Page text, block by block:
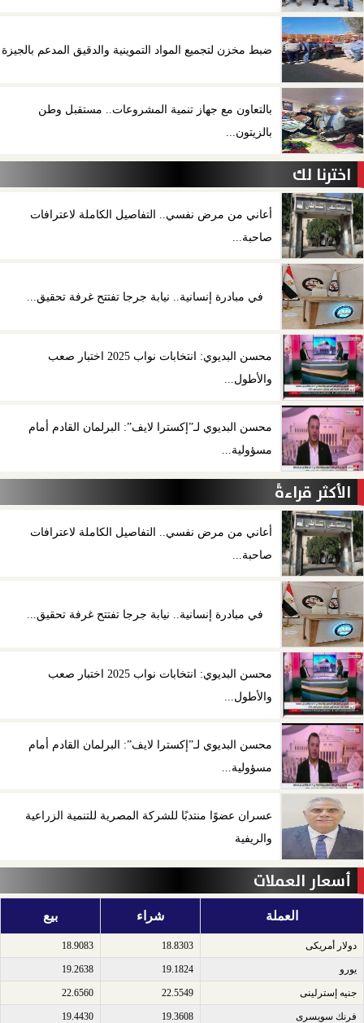
ضبط مخزن لتجميع المواد التموينية والدقيق المدعم بالجيزة
بالتعاون مع جهاز تنمية المشروعات.. مستقبل وطن
بالزيتون...
اخترنا لك
أعاني من مرض نفسي.. التفاصيل الكاملة لاعترافات
صاحبة...
في مبادرة إنسانية.. نيابة جرجا تفتتح غرفة تحقيق...
محسن البديوي: انتخابات نواب 2025 اختبار صعب
والأطول...
محسن البديوي لـ”إكسترا لايف”: البرلمان القادم أمام
مسؤولية...
الأكثر قراءةً
أعاني من مرض نفسي.. التفاصيل الكاملة لاعترافات
صاحبة...
في مبادرة إنسانية.. نيابة جرجا تفتتح غرفة تحقيق...
محسن البديوي: انتخابات نواب 2025 اختبار صعب
والأطول...
محسن البديوي لـ”إكسترا لايف”: البرلمان القادم أمام
مسؤولية...
عسران عضوًا منتدبًا للشركة المصرية للتنمية الزراعية
والريفية
أسعار العملات
العملة شراء بيع
دولار أمريكى​ 18.8303
18.9083
يورو​ 19.1824
19.2638
جنيه إسترلينى​ 22.5549
22.6560
فرنك سويسرى​ 19.3608
19.4430